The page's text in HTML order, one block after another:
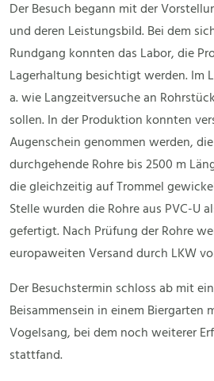
Der Besuch begann mit der
und deren Leistungsbild. Bei dem
Rundgang konnten das Labor, die
Lagerhaltung besichtigt werden. Im
a. wie Langzeitversuche an
sollen. In der Produktion konnten
Augenschein genommen werden,
durchgehende Rohre bis 2500 m
die gleichzeitig auf Trommel
Stelle wurden die Rohre aus PVC-U
gefertigt. Nach Prüfung der Rohre
europaweiten Versand durch LKW
Der Besuchstermin schloss ab mit
Beisammensein in einem Biergarten
Vogelsang, bei dem noch weiterer
stattfand.